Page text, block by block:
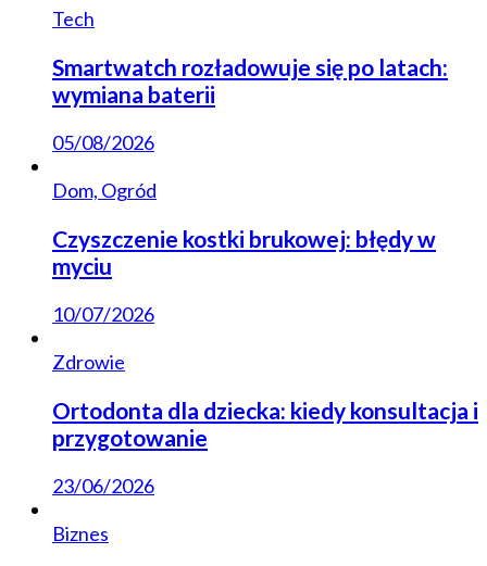
Tech
Smartwatch rozładowuje się po latach:
wymiana baterii
05/08/2026
Dom, Ogród
Czyszczenie kostki brukowej: błędy w
myciu
10/07/2026
Zdrowie
Ortodonta dla dziecka: kiedy konsultacja i
przygotowanie
23/06/2026
Biznes